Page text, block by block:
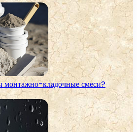
монтажно-кладочные смеси?